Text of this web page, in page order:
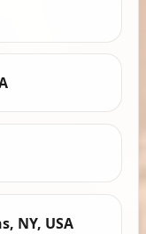
NY, USA